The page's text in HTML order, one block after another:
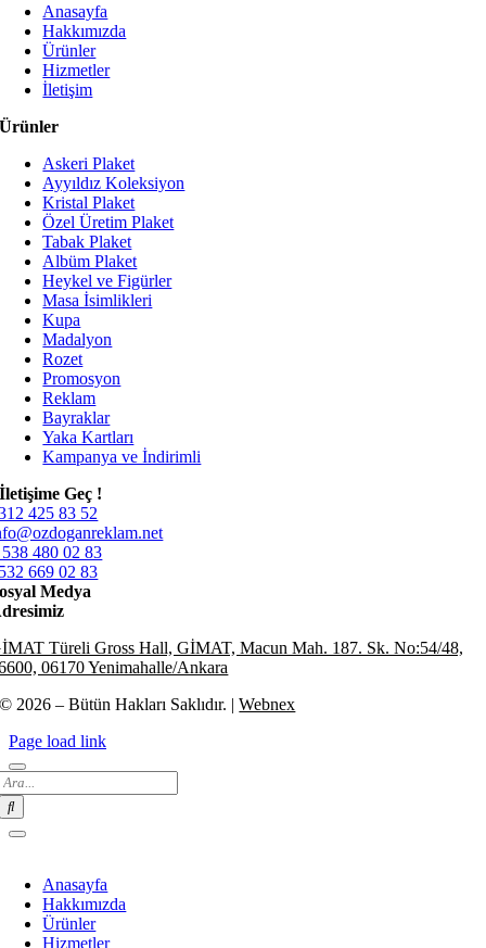
Anasayfa
Hakkımızda
Ürünler
Hizmetler
İletişim
Ürünler
Askeri Plaket
Ayyıldız Koleksiyon
Kristal Plaket
Özel Üretim Plaket
Tabak Plaket
Albüm Plaket
Heykel ve Figürler
Masa İsimlikleri
Kupa
Madalyon
Rozet
Promosyon
Reklam
Bayraklar
Yaka Kartları
Kampanya ve İndirimli
İletişime Geç !
425 83 52
480 02 83
669 02 83
Medya
Türeli Gross Hall, GİMAT, Macun Mah. 187. Sk. No:54/48,
06170 Yenimahalle/Ankara
© 2026 – Bütün Hakları Saklıdır. |Webnex
Page load link
Anasayfa
Hakkımızda
Ürünler
Hizmetler